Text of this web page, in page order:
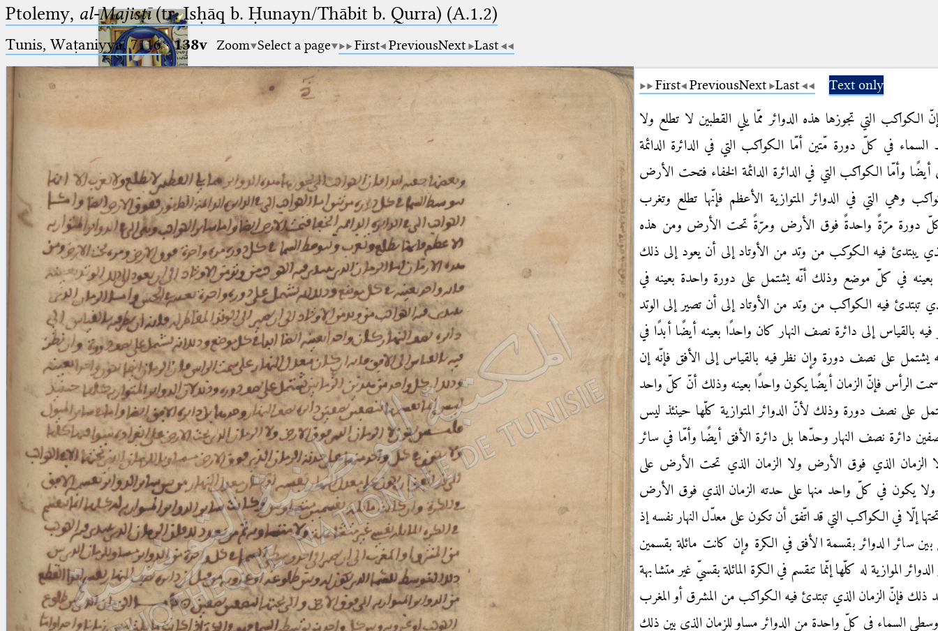
Ptolemaeus
Arabus et Latinus
_
(the underscore) is the placeholder
for exactly one character.
(the percent sign) is the
placeholder for no, one or more
than one character.
(two percent signs) is the
placeholder for no, one or more
than one character, but not for
blank space (so that a search ends
at word boundaries).
🔎︎
Start
Project
Team
News
Jobs
Publications
Conference
Arabic Works
Arabic Manuscripts
Latin Works
Latin Manuscripts
Latin Early Prints
Images
Texts
beta Glossary
Resources
Ptolemy, al-Majisṭī(tr. Isḥāq b. Ḥunayn/Thābit b. Qurra) (A.1.2)
Tunis, Waṭaniyya, 7116·138v Zoom Select a page First PreviousNext Last
First PreviousNext Last Text only
الكواكب التي تجوزها هذه الدوائر ممّا يلي القطبين لا تطلع ولا
السماء في كلّ دورة مّتين أمّا الكواكب التي في الدائرة الدائمة
وأمّا الكواكب التي في الدائرة الدائمة الخفاء فتحت الأرض
وهي التي في الدوائر المتوازية الأعظم فإنّها تطلع وتغرب
كلّ دورة مرّةً واحدةً فوق الأرض ومرّةً تحت الأرض ومن هذه
يبتدئ فيه الكوكب من وتد من الأوتاد إلى أن يعود إلى ذلك
بعينه في كلّ موضع وذلك أنّه يشتمل على دورة واحدة بعينه في
تبتدئ فيه الكواكب من وتد من الأوتاد إلى أن تصير إلى الوتد
فيه بالقياس إلى دائرة نصف النهار كان واحدًا بعينه أيضًا أبدًا في
على نصف دورة وإن نظر فيه بالقياس إلى الأفق فإنّه إن
الرأس فإنّ الزمان أيضًا يكون واحدًا بعينه وذلك أنّ كلّ واحد
على نصف دورة وذلك لأنّ الدوائر المتوازية كلّها حينئذ ليس
دائرة نصف النهار وحدّها بل دائرة الأفق أيضًا وأمّا في سائر
الزمان الذي فوق الأرض ولا الزمان الذي تحت الأرض على
ولا يكون في كلّ واحد منها على حدته الزمان الذي فوق الأرض
إلّا في الكواكب التي قد اتّفق أن تكون على معدّل النهار نفسه إذ
سائر الدوائر بقسمة الأفق في الكرة وإن كانت مائلة بقسمين
الموازية له كلّها إنّما تنقسم في الكرة المائلة بقسيّ غير متشابهة
ذلك فإنّ الزمان الذي تبتدئ فيه الكواكب من المشرق أو المغرب
السماء في كلّ واحدة من الدوائر مساو للزمان الذي بين ذلك